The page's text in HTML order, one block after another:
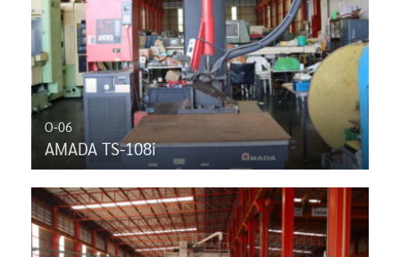
O-06
AMADA TS-108i